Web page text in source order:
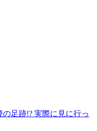
の足跡!? 実際に見に行っ